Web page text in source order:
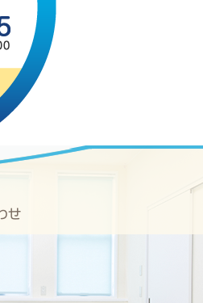
「おおた内科クリ
電話番号：078-942-
約システムはこちら
システムについて